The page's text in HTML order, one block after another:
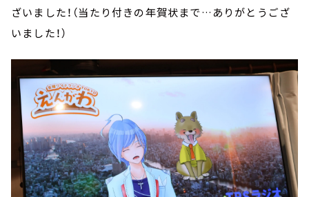
ざいました！（当たり付きの年賀状まで…ありがとうござ
いました！）